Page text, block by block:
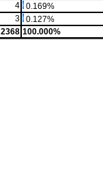
4
0.169%
3
0.127%
2368 100.000%